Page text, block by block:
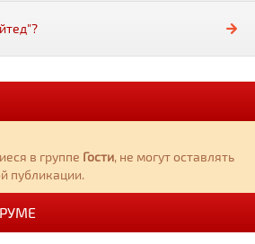
в группе Гости, не могут оставлять
публикации.